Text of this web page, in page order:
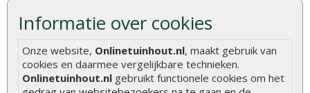
Informatie over cookies
Onze website, Onlinetuinhout.nl, maakt gebruik van
cookies en daarmee vergelijkbare technieken.
Onlinetuinhout.nl gebruikt functionele cookies om het
Advies of vragen?We helpen u graag
0320 - 258604
info@onlinetuinhout.nl